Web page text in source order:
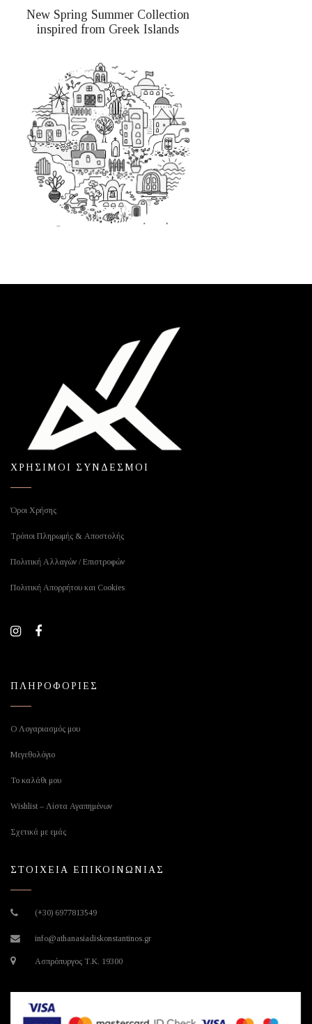
New Spring Summer Collection
inspired from Greek Islands
ΧΡΗΣΙΜΟΙ ΣΥΝΔΕΣΜΟΙ
Όροι Χρήσης
Τρόποι Πληρωμής & Αποστολής
Πολιτική Αλλαγών / Επιστροφών
Πολιτική Απορρήτου και Cookies
ΠΛΗΡΟΦΟΡΙΕΣ
Ο Λογαριασμός μου
Μεγεθολόγιο
Το καλάθι μου
Wishlist – Λίστα Αγαπημένων
Σχετικά με εμάς
ΣΤΟΙΧΕΙΑ ΕΠΙΚΟΙΝΩΝΙΑΣ
(+30) 6977813549
info@athanasiadiskonstantinos.gr
Ασπρόπυργος Τ.Κ. 19300